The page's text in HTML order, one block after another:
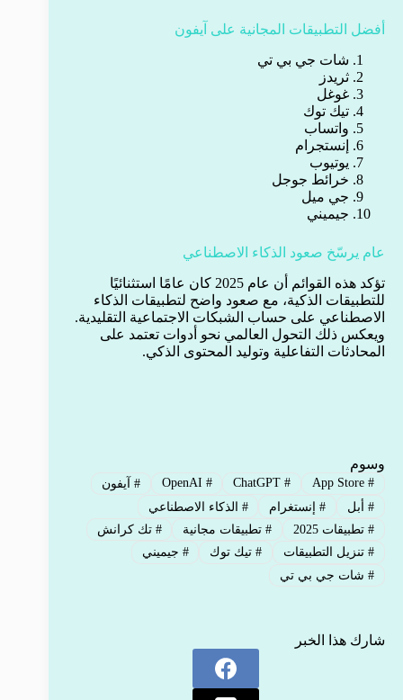
أفضل التطبيقات المجانية على آيفون
شات جي بي تي
ثريدز
غوغل
تيك توك
واتساب
إنستجرام
يوتيوب
خرائط جوجل
جي ميل
جيميني
عام يرسّخ صعود الذكاء الاصطناعي
تؤكد هذه القوائم أن عام 2025 كان عامًا استثنائيًا
للتطبيقات الذكية، مع صعود واضح لتطبيقات الذكاء
الاصطناعي على حساب الشبكات الاجتماعية التقليدية.
ويعكس ذلك التحول العالمي نحو أدوات تعتمد على
المحادثات التفاعلية وتوليد المحتوى الذكي.
وسوم
#
App Store
#
ChatGPT
#
# آيفون
#أبل #إنستغرام # الذكاء الاصطناعي
#تطبيقات 2025 #تطبيقات مجانية # تك كرانش
#تنزيل التطبيقات #تيك توك # جيميني
#شات جي بي تي
شارك هذا الخبر